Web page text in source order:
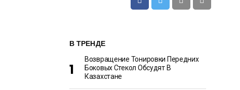
В ТРЕНДЕ
Возвращение Тонировки Передних
Боковых Стекол Обсудят В
Казахстане